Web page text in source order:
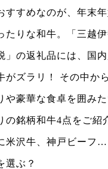
すすめなのが、年末
たりな和牛。「三越
」の返礼品には、国
がズラリ！ その中か
や豪華な食卓を囲みた
の銘柄和牛4点をご紹
米沢牛、神戸ビーフ
選ぶ？